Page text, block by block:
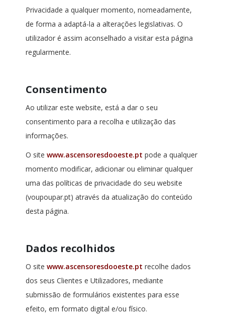
Privacidade a qualquer momento, nomeadamente,
de forma a adaptá-la a alterações legislativas. O
utilizador é assim aconselhado a visitar esta página
regularmente.
Consentimento
Ao utilizar este website, está a dar o seu
consentimento para a recolha e utilização das
informações.
O site www.ascensoresdooeste.pt pode a qualquer
momento modificar, adicionar ou eliminar qualquer
uma das políticas de privacidade do seu website
(voupoupar.pt) através da atualização do conteúdo
desta página.
Dados recolhidos
O site www.ascensoresdooeste.pt recolhe dados
dos seus Clientes e Utilizadores, mediante
submissão de formulários existentes para esse
efeito, em formato digital e/ou físico.